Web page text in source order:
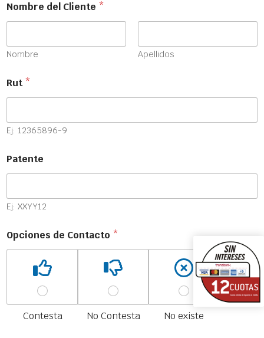
Nombre del Cliente *
Nombre Apellidos
Rut*
Ej: 12365896-9
Patente
Ej: XXYY12
Opciones de Contacto *
Contesta No Contesta No existe